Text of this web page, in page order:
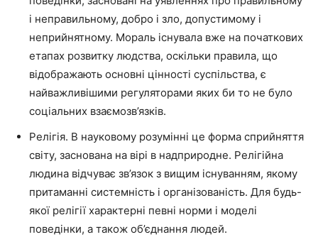
і неправильному, добро і зло, допустимому і
неприйнятному. Мораль існувала вже на початкових
етапах розвитку людства, оскільки правила, що
відображають основні цінності суспільства, є
найважливішими регуляторами яких би то не було
соціальних взаємозв’язків.
Релігія. В науковому розумінні це форма сприйняття
світу, заснована на вірі в надприродне. Релігійна
людина відчуває зв’язок з вищим існуванням, якому
притаманні системність і організованість. Для будь-
якої релігії характерні певні норми і моделі
поведінки, а також об’єднання людей.